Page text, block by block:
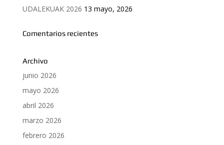
UDALEKUAK 2026 13 mayo, 2026
Comentarios recientes
Archivo
junio 2026
mayo 2026
abril 2026
marzo 2026
febrero 2026